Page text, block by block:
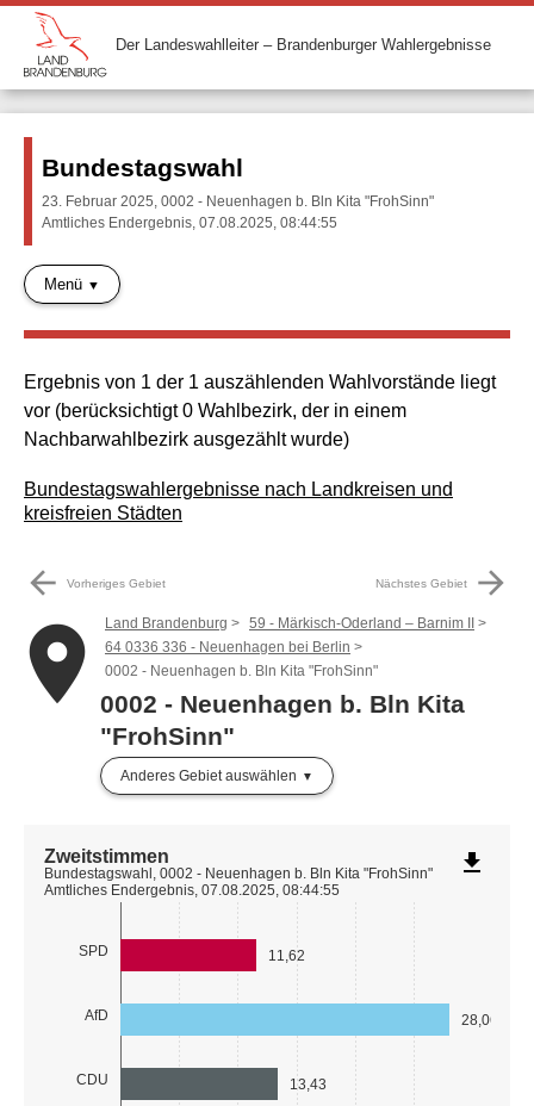
Der Landeswahlleiter – Brandenburger Wahlergebnisse
Bundestagswahl
23. Februar 2025, 0002 - Neuenhagen b. Bln Kita "FrohSinn"
Amtliches Endergebnis, 07.08.2025, 08:44:55
Menü
Ergebnis von 1 der 1 auszählenden Wahlvorstände liegt
vor (berücksichtigt 0 Wahlbezirk, der in einem
Nachbarwahlbezirk ausgezählt wurde)
Bundestagswahlergebnisse nach Landkreisen und
kreisfreien Städten
arrow_back Vorheriges Gebiet Nächstes Gebiet arrow_forward
place Land Brandenburg
59 - Märkisch-Oderland – Barnim II
64 0336 336 - Neuenhagen bei Berlin
0002 - Neuenhagen b. Bln Kita "FrohSinn"
0002 - Neuenhagen b. Bln Kita
"FrohSinn"
Anderes Gebiet auswählen
SPD
AfD
CDU
11,62
28,06
13,43
Zweitstimmen
Bundestagswahl, 0002 - Neuenhagen b. Bln Kita "FrohSinn"
Amtliches Endergebnis, 07.08.2025, 08:44:55
file_download